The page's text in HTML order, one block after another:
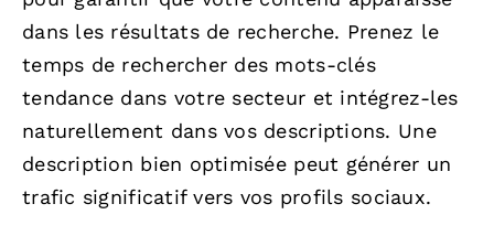
dans les résultats de recherche. Prenez le
temps de rechercher des mots-clés
tendance dans votre secteur et intégrez-les
naturellement dans vos descriptions. Une
description bien optimisée peut générer un
trafic significatif vers vos profils sociaux.